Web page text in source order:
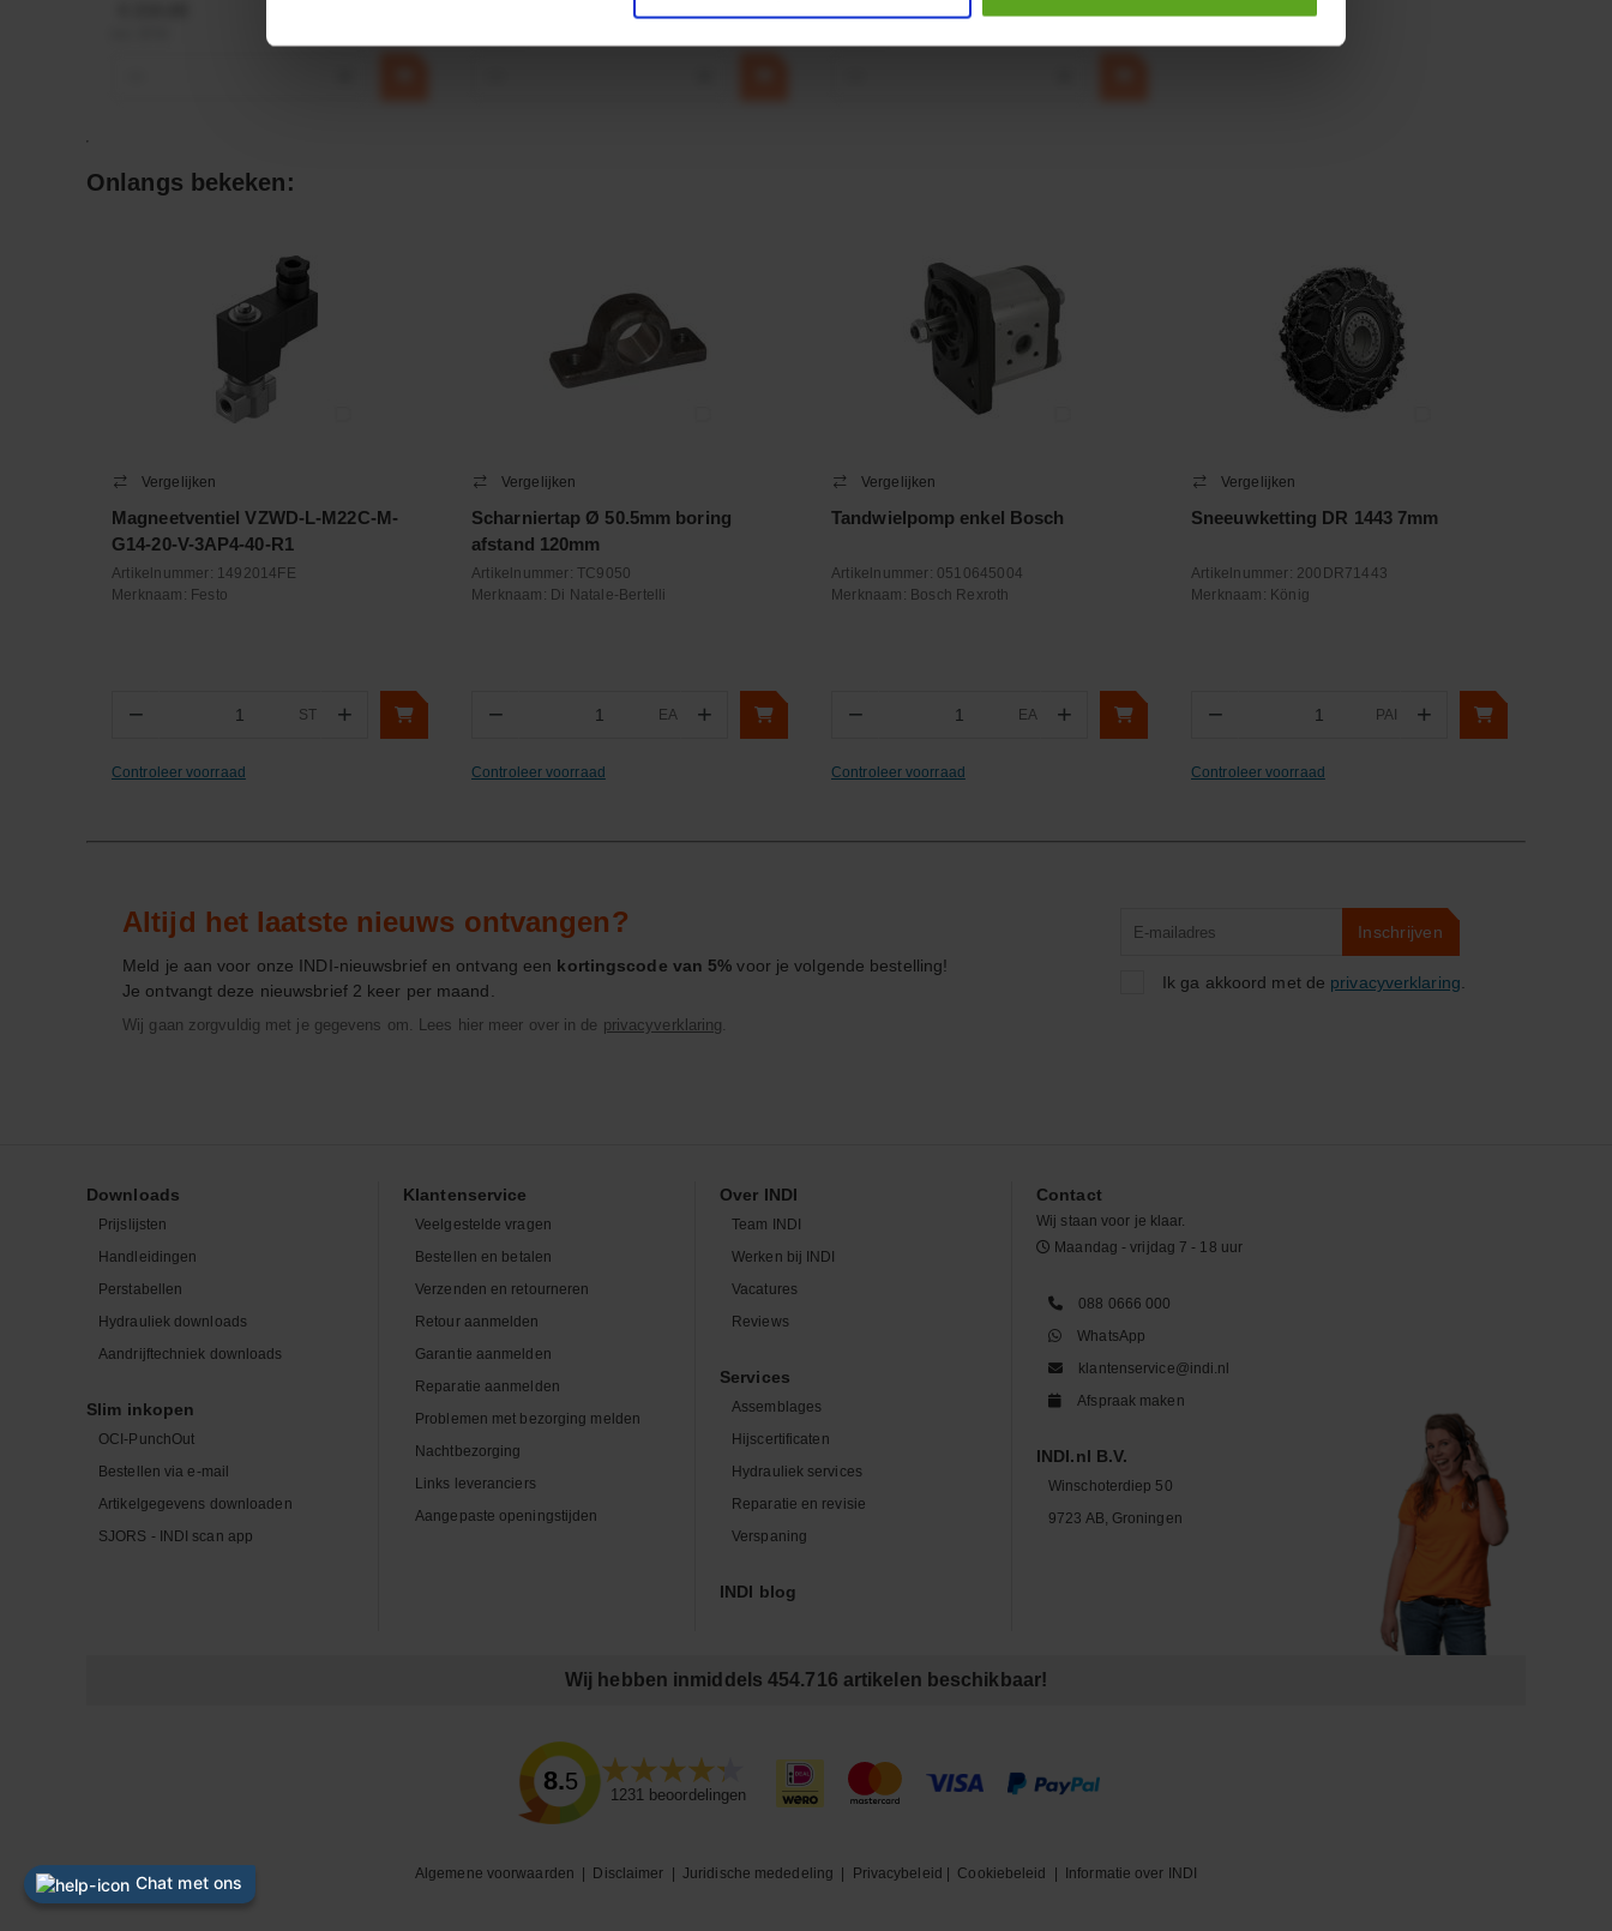
Onlangs bekeken:
Vergelijken
Magneetventiel VZWD-L-M22C-M-
G14-20-V-3AP4-40-R1
Artikelnummer: 1492014FE
Merknaam: Festo
− ST +
Controleer voorraad
Vergelijken
Scharniertap Ø 50.5mm boring
afstand 120mm
Artikelnummer: TC9050
Merknaam: Di Natale-Bertelli
− EA +
Controleer voorraad
Vergelijken
Tandwielpomp enkel Bosch
Artikelnummer: 0510645004
Merknaam: Bosch Rexroth
− EA +
Controleer voorraad
Vergelijken
Sneeuwketting DR 1443 7mm
Artikelnummer: 200DR71443
Merknaam: König
− PAI +
Controleer voorraad
Altijd het laatste nieuws ontvangen?
Meld je aan voor onze INDI-nieuwsbrief en ontvang een kortingscode van 5% voor je volgende bestelling!
Je ontvangt deze nieuwsbrief 2 keer per maand.
Wij gaan zorgvuldig met je gegevens om. Lees hier meer over in de privacyverklaring.
Inschrijven
Ik ga akkoord met de privacyverklaring
Downloads
Prijslijsten
Handleidingen
Perstabellen
Hydrauliek downloads
Aandrijftechniek downloads
Slim inkopen
OCI-PunchOut
Bestellen via e-mail
Artikelgegevens downloaden
SJORS - INDI scan app
Klantenservice
Veelgestelde vragen
Bestellen en betalen
Verzenden en retourneren
Retour aanmelden
Garantie aanmelden
Reparatie aanmelden
Problemen met bezorging melden
Nachtbezorging
Links leveranciers
Aangepaste openingstijden
Over INDI
Team INDI
Werken bij INDI
Vacatures
Reviews
Services
Assemblages
Hijscertificaten
Hydrauliek services
Reparatie en revisie
Verspaning
INDI blog
Contact
Wij staan voor je klaar.
Maandag - vrijdag 7 - 18 uur
088 0666 000
WhatsApp
klantenservice@indi.nl
Afspraak maken
INDI.nl B.V.
Winschoterdiep 50
9723 AB, Groningen
Wij hebben inmiddels 454.716 artikelen beschikbaar!
8.5
1231beoordelingen
Algemene voorwaarden Disclaimer Juridische mededeling Privacybeleid Cookiebeleid Informatie over INDI